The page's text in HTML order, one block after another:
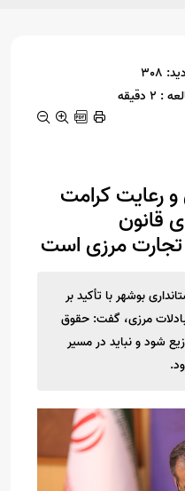
308
دقیقه
رعایت کرامت
قانون
تجارت مرزی است
بوشهر با تأکید بر
مرزی، گفت: حقوق
شود و نباید در مسیر